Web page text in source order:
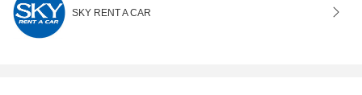
SKY RENT A CAR